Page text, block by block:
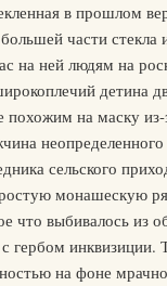
в прошлом
части стекла
на ней людям на
детина
похожим на маску
сельского
монашескую
что выбивалось из
гербом инквизиции.
на фоне